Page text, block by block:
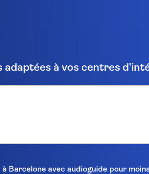
adaptées à vos centres
Barcelone avec audioguide pour